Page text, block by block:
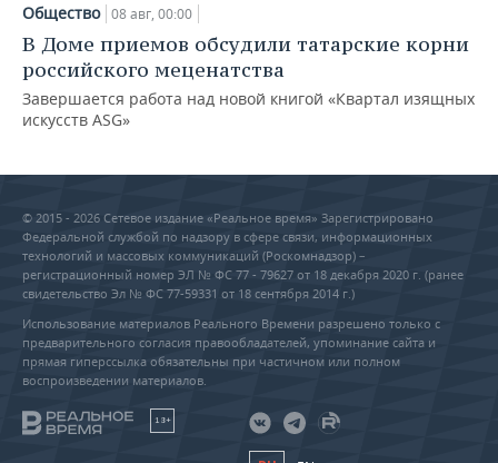
Общество 08 авг, 00:00
В Доме приемов обсудили татарские корни
российского меценатства
Завершается работа над новой книгой «Квартал изящных
искусств ASG»
© 2015 - 2026 Сетевое издание «Реальное время» Зарегистрировано
Федеральной службой по надзору в сфере связи, информационных
технологий и массовых коммуникаций (Роскомнадзор) –
регистрационный номер ЭЛ № ФС 77 - 79627 от 18 декабря 2020 г. (ранее
свидетельство Эл № ФС 77-59331 от 18 сентября 2014 г.)
Использование материалов Реального Времени разрешено только с
предварительного согласия правообладателей, упоминание сайта и
прямая гиперссылка обязательны при частичном или полном
воспроизведении материалов.
18+